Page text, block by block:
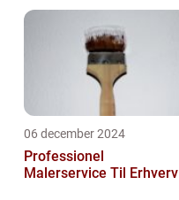
06 december 2024
Professionel
Malerservice Til Erhverv